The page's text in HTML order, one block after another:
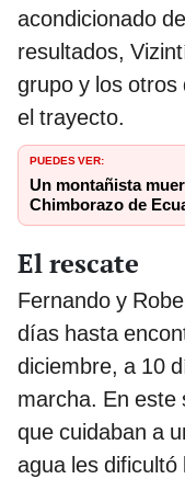
acondicionado
resultados,
grupo y los otros
el trayecto.
PUEDES VER:
Un montañista
Chimborazo de
El rescate
Fernando y
días hasta
diciembre, a 10
marcha. En este
que cuidaban a
agua les dificultó